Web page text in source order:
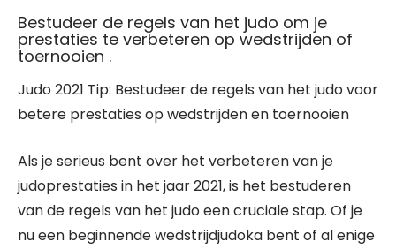
Bestudeer de regels van het judo om je
prestaties te verbeteren op wedstrijden of
toernooien .
Judo 2021 Tip: Bestudeer de regels van het judo voor
betere prestaties op wedstrijden en toernooien
Als je serieus bent over het verbeteren van je
judoprestaties in het jaar 2021, is het bestuderen
van de regels van het judo een cruciale stap. Of je
nu een beginnende wedstrijdjudoka bent of al enige